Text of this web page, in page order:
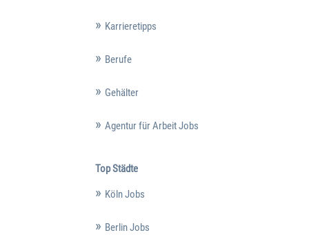
Karrieretipps
Berufe
Gehälter
Agentur für Arbeit Jobs
Top Städte
Köln Jobs
Berlin Jobs